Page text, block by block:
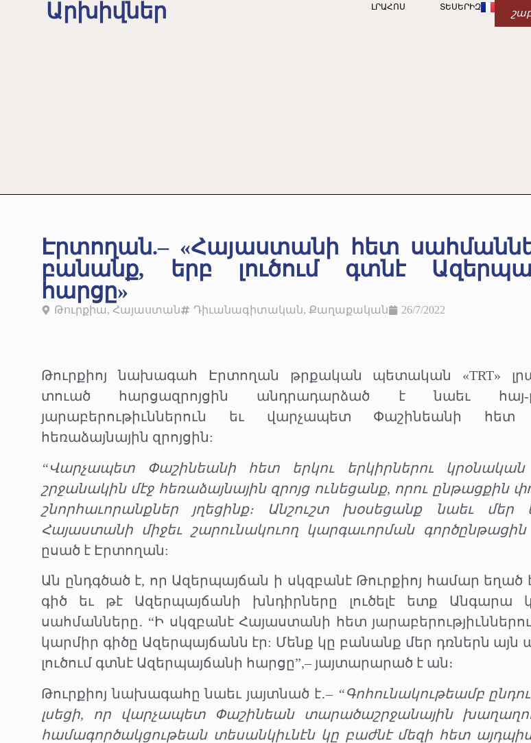
Արխիվներ ԼՐԱՀՈՍ ՏԵՍԵՐԻԶ
Էրտողան.– «Հայաստանի հետ
բանանք, երբ լուծում գտնէ
հարցը»
Թուրքիա, Հայաստան Դիւանագիտական, Քաղաքական 26/7/2022
Թուրքիոյ նախագահ Էրտողան թրքական պետական «TRT»
տուած հարցազրոյցին անդրադարձած է նաեւ հայ-
յարաբերութիւններուն եւ վարչապետ Փաշինեանի հետ
հեռաձայնային զրոյցին:
“Վարչապետ Փաշինեանի հետ երկու երկիրներու կրօնական
շրջանակին մէջ հեռաձայնային զրոյց ունեցանք, որու ընթացքին
շնորհաւորանքներ յղեցինք։ Անշուշտ խօսեցանք նաեւ մեր
Հայաստանի միջեւ շարունակուող կարգաւորման գործընթացին
ըսած է Էրտողան:
Ան ընդգծած է, որ Ազերպայճան ի սկզբանէ Թուրքիոյ համար եղած
գիծ եւ թէ Ազերպայճանի խնդիրները լուծելէ ետք Անգարա
սահմանները․ “Ի սկզբանէ Հայաստանի հետ
կարմիր գիծը Ազերպայճանն էր: Մենք կը բանանք մեր դռներն այն
լուծում գտնէ Ազերպայճանի հարցը”,– յայտարարած է ան։
Թուրքիոյ նախագահը նաեւ յայտնած է․– “Գոհունակութեամբ
լսեցի, որ վարչապետ Փաշինեան տարածաշրջանային
համագործակցութեան տեսանկիւնէն կը բաժնէ մեզի հետ